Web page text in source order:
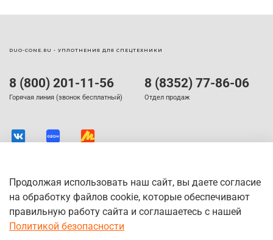
8 (800) 201-11-56
Горячая линия (звонок бесплатный)
8 (8352) 77-86-06
Отдел продаж
DUO-CONE.RU - УПЛОТНЕНИЯ ДЛЯ СПЕЦТЕХНИКИ
Продолжая использовать наш сайт, вы даете согласие
на обработку файлов cookie, которые обеспечивают
правильную работу сайта и соглашаетесь с нашей
Политикой безопасности